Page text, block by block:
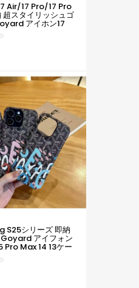
Air/17 Pro/17 Pro
超スタイリッシュゴ
アイホン17
携帯ケース 大
ル Goyard
Air 15 16 Plus ケー
ル ゴヤール
売れ筋 皮製
15pro/16 Pro Max
ケース 合わせ易い
S25シリーズ 即納
Goyard アイフォン
Pro Max 14 13ケー
ギャラクシーs25
SCG26 S23 Ultra
ケース ゴヤ
ブランド レデ